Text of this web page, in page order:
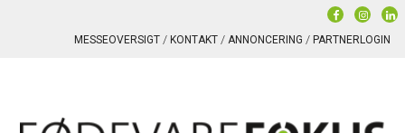
MESSEOVERSIGT KONTAKT ANNONCERING PARTNERLOGIN